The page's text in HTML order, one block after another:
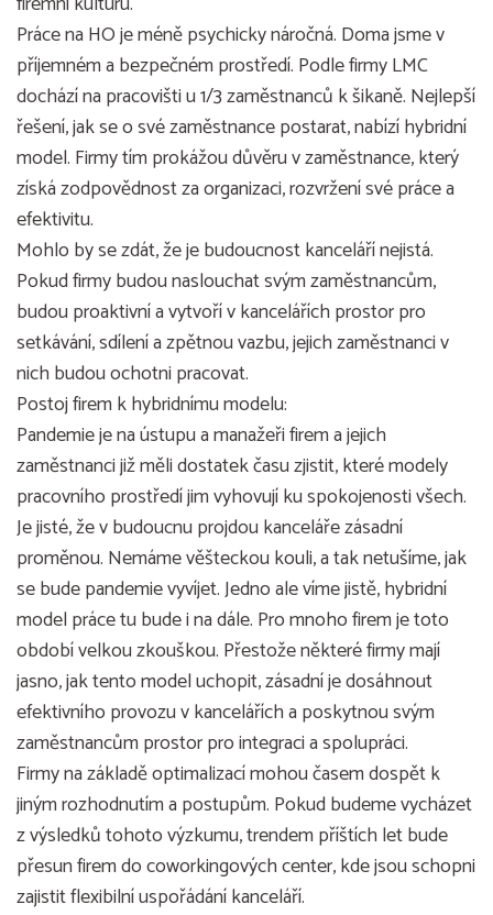
Práce na HO je méně psychicky náročná. Doma jsme v
příjemném a bezpečném prostředí. Podle firmy LMC
dochází na pracovišti u 1/3 zaměstnanců k šikaně. Nejlepší
řešení, jak se o své zaměstnance postarat, nabízí hybridní
model. Firmy tím prokážou důvěru v zaměstnance, který
získá zodpovědnost za organizaci, rozvržení své práce a
efektivitu.
Mohlo by se zdát, že je budoucnost kanceláří nejistá.
Pokud firmy budou naslouchat svým zaměstnancům,
budou proaktivní a vytvoří v kancelářích prostor pro
setkávání, sdílení a zpětnou vazbu, jejich zaměstnanci v
nich budou ochotni pracovat.
Postoj firem k hybridnímu modelu:
Pandemie je na ústupu a manažeři firem a jejich
zaměstnanci již měli dostatek času zjistit, které modely
pracovního prostředí jim vyhovují ku spokojenosti všech.
Je jisté, že v budoucnu projdou kanceláře zásadní
proměnou. Nemáme věšteckou kouli, a tak netušíme, jak
se bude pandemie vyvíjet. Jedno ale víme jistě, hybridní
model práce tu bude i na dále. Pro mnoho firem je toto
období velkou zkouškou. Přestože některé firmy mají
jasno, jak tento model uchopit, zásadní je dosáhnout
efektivního provozu v kancelářích a poskytnou svým
zaměstnancům prostor pro integraci a spolupráci.
Firmy na základě optimalizací mohou časem dospět k
jiným rozhodnutím a postupům. Pokud budeme vycházet
z výsledků tohoto výzkumu, trendem příštích let bude
přesun firem do coworkingových center, kde jsou schopni
zajistit flexibilní uspořádání kanceláří.